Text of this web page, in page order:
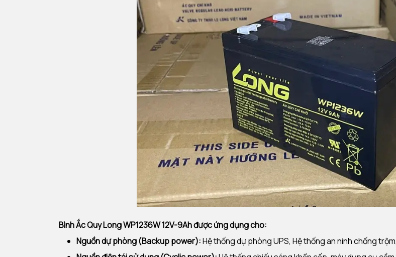
Bình Ắc Quy Long WP1236W 12V-9Ah được ứng dụng cho:
Nguồn dự phòng (Backup power):Hệ thống dự phòng UPS, Hệ thống an ninh chống